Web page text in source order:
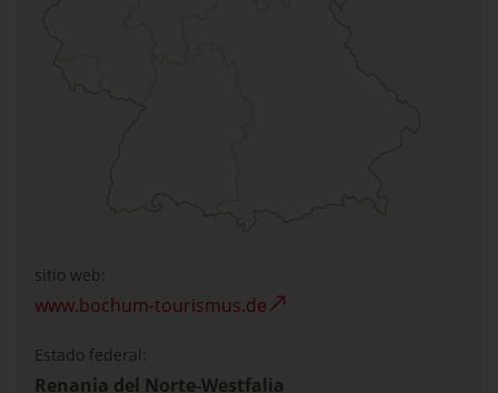
sitio web:
www.bochum-tourismus.de
Estado federal:
Renania del Norte-Westfalia